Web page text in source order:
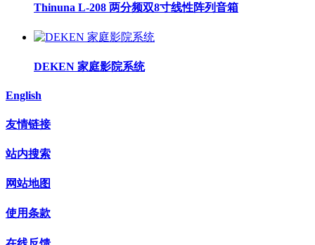
Thinuna L-208 两分频双8寸线性阵列音箱
DEKEN 家庭影院系统
English
友情链接
站内搜索
网站地图
使用条款